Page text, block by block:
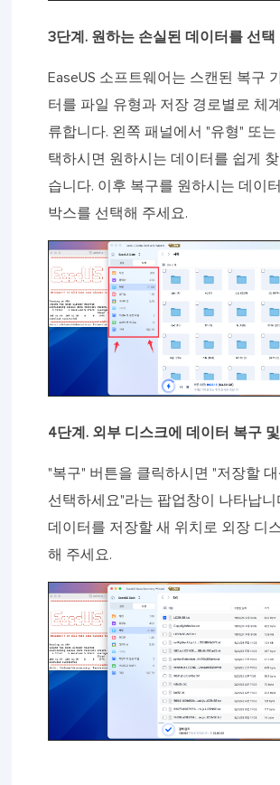
3단계. 원하는 손실된 데이터를 선택
EaseUS 소프트웨어는 스캔된 복구
터를 파일 유형과 저장 경로별로 체
류합니다. 왼쪽 패널에서 "유형" 또는
택하시면 원하시는 데이터를 쉽게
습니다. 이후 복구를 원하시는 데이
박스를 선택해 주세요.
4단계. 외부 디스크에 데이터 복구
"복구" 버튼을 클릭하시면 "저장할
선택하세요"라는 팝업창이 나타납니
데이터를 저장할 새 위치로 외장 디
해 주세요.